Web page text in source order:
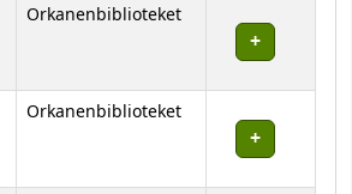
Orkanenbiblioteket
Orkanenbiblioteket